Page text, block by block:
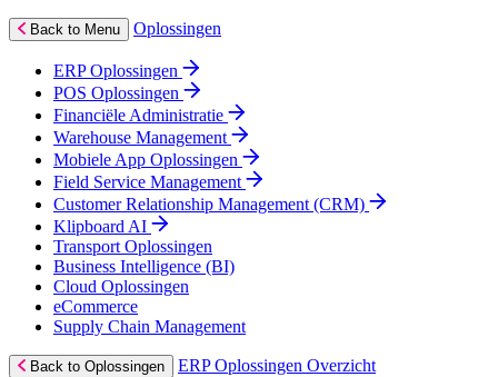
Back to Menu Oplossingen
ERP Oplossingen
POS Oplossingen
Financiële Administratie
Warehouse Management
Mobiele App Oplossingen
Field Service Management
Customer Relationship Management (CRM)
Klipboard AI
Transport Oplossingen
Business Intelligence (BI)
Cloud Oplossingen
eCommerce
Supply Chain Management
Back to Oplossingen
ERP Oplossingen Overzicht